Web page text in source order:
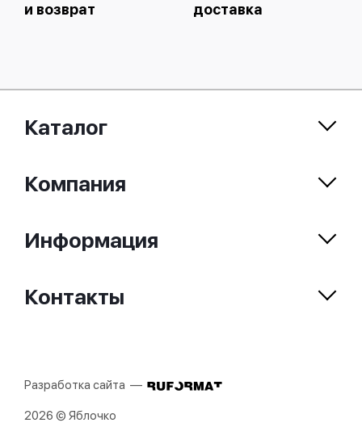
и возврат
доставка
Контакты
Каталог
Компания
Информация
2026 © Яблочко
Разработка сайта —